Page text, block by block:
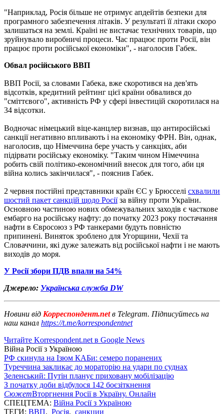
"Наприклад, Росія більше не отримує апдейтів безпеки для
програмного забезпечення літаків. У результаті її літаки скоро
залишаться на землі. Країні не вистачає технічних товарів, що
зруйнувало виробничі процеси. Час працює проти Росії, він
працює проти російської економіки", - наголосив Габек.
Обвал російського ВВП
ВВП Росії, за словами Габека, вже скоротився на дев'ять
відсотків, кредитний рейтинг цієї країни обвалився до
"сміттєвого", активність РФ у сфері інвестицій скоротилася на
34 відсотки.
Водночас німецький віце-канцлер визнав, що антиросійські
санкції негативно впливають і на економіку ФРН. Він, однак,
наголосив, що Німеччина бере участь у санкціях, аби
підірвати російську економіку. "Таким чином Німеччина
робить свій політико-економічний внесок для того, аби ця
війна колись закінчилася", - пояснив Габек.
2 червня постійні представники країн ЄС у Брюсселі схвалили
шостий пакет санкцій щодо Росіїза війну проти України.
Основною частиною нових обмежувальних заходів є часткове
ембарго на російську нафту: до початку 2023 року постачання
нафти в Євросоюз з РФ танкерами будуть повністю
припинені. Виняток зроблено для Угорщини, Чехії та
Словаччини, які дуже залежать від російської нафти і не мають
виходів до моря.
У Росії збори ПДВ впали на 54%
Джерело: Українська служба DW
Новини від Корреспондент.netв Telegram. Підписуйтесь на
наш канал https://t.me/korrespondentnet
Читайте Korrespondent.net в Google News
Війна Росії з Україною
РФ скинула на Ізюм КАБи: семеро поранених
Туреччина закликає до мораторію на удари по суднах
Зеленський: Путін планує приховану мобілізацію
З початку доби відбулося 142 боєзіткнення
СюжетВторгнення Росії в Україну. Онлайн
СПЕЦТЕМА: Війна Росії з Україною
ТЕГИ: ВВП, Росія, санкции